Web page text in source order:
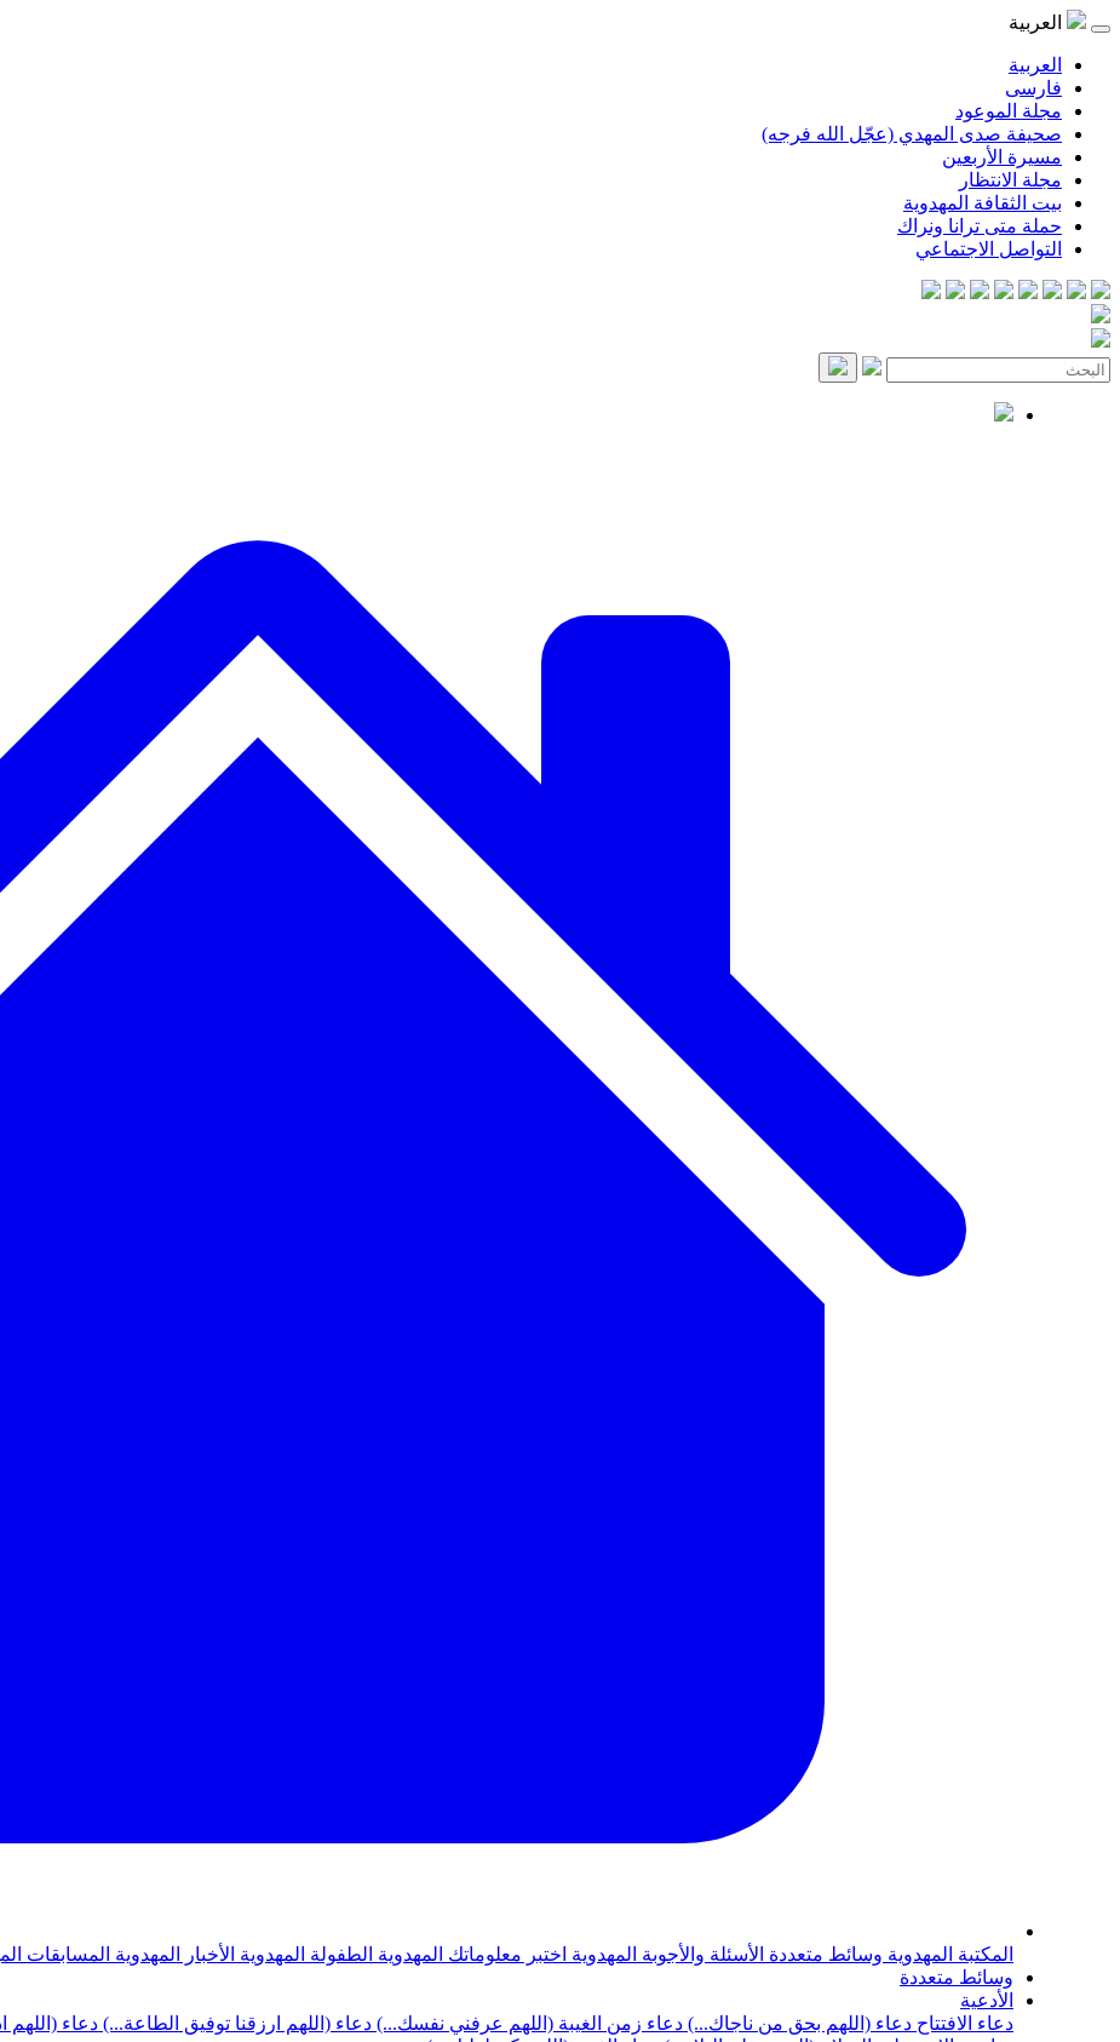
العربية
العربية
فارسی
مجلة الموعود
صحيفة صدى المهدي (عجّل الله فرجه)
مسيرة الأربعين
مجلة الانتظار
بيت الثقافة المهدوية
حملة متى ترانا ونراك
التواصل الاجتماعي
المكتبة المهدوية وسائط متعددة الأسئلة والأجوبة المهدوية اختبر معلوماتك المهدوية الطفولة المهدوية الأخبار المهدوية المسابقات
وسائط متعددة
الأدعية
دعاء الافتتاح دعاء (اللهم بحق من ناجاك...) دعاء زمن الغيبة (اللهم عرفني نفسك...) دعاء (اللهم ارزقنا توفيق الطاعة...) دعاء